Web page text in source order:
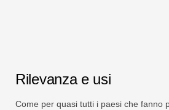
Rilevanza e usi
Come per quasi tutti i paesi che fanno